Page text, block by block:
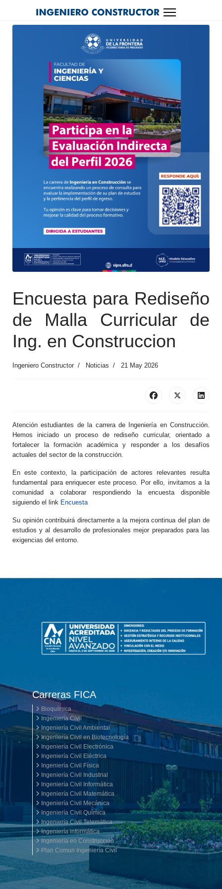
Encuesta para Rediseño
de Malla Curricular de
Ing. en Construccion
Ingeniero Constructor Noticias 21 May 2026
Atención estudiantes de la carrera de Ingeniería en Construcción.
Hemos iniciado un proceso de rediseño curricular, orientado a
fortalecer la formación académica y responder a los desafíos
actuales del sector de la construcción.
En este contexto, la participación de actores relevantes resulta
fundamental para enriquecer este proceso. Por ello, invitamos a la
comunidad a colaborar respondiendo la encuesta disponible
siguiendo el link Encuesta
Su opinión contribuirá directamente a la mejora continua del plan de
estudios y al desarrollo de profesionales mejor preparados para las
exigencias del entorno.
Carreras FICA
Bioquímica
Ingeniería Civil
Ingeniería Civil Ambiental
Ingeniería Civil en Biotecnología
Ingeniería Civil Electrónica
Ingeniería Civil Eléctrica
Ingeniería Civil Física
Ingeniería Civil Industrial
Ingeniería Civil Informática
Ingeniería Civil Matemática
Ingeniería Civil Mecánica
Ingeniería Civil Química
Ingeniería Civil Telemática
Ingeniería informática
Ingeniería en Construcción
Plan Comun Ingeniería Civil